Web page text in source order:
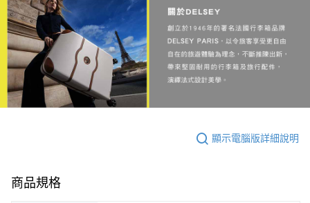
顯示電腦版詳細說明
商品規格